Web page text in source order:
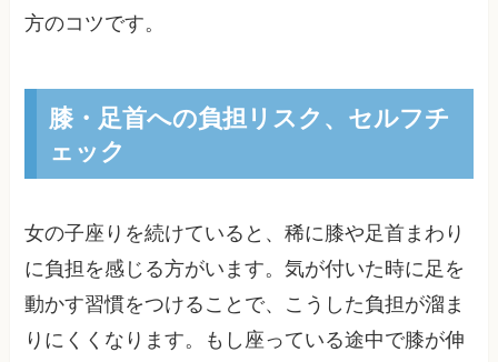
方のコツです。
膝・足首への負担リスク、セルフチ
ェック
女の子座りを続けていると、稀に膝や足首まわり
に負担を感じる方がいます。気が付いた時に足を
動かす習慣をつけることで、こうした負担が溜ま
りにくくなります。もし座っている途中で膝が伸